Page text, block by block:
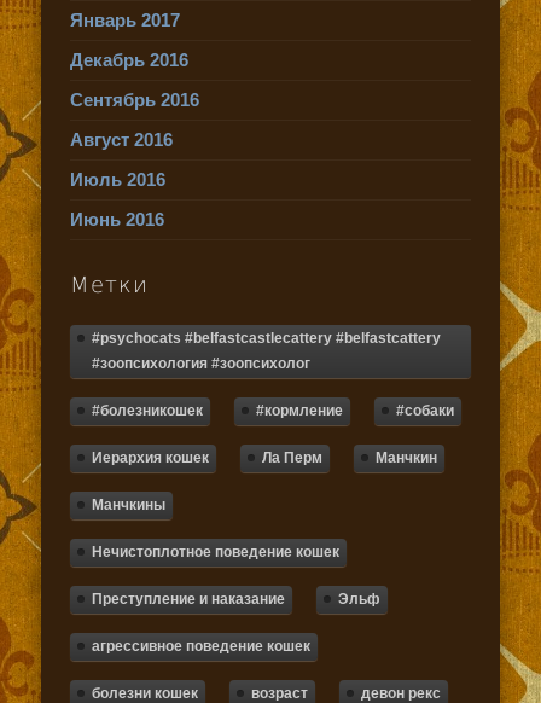
Январь 2017
Декабрь 2016
Сентябрь 2016
Август 2016
Июль 2016
Июнь 2016
Метки
#psychocats #belfastcastlecattery #belfastcattery
#зоопсихология #зоопсихолог
#болезникошек #кормление #собаки
Иерархия кошек Ла Перм Манчкин
Манчкины
Нечистоплотное поведение кошек
Преступление и наказание Эльф
агрессивное поведение кошек
болезни кошек возраст девон рекс